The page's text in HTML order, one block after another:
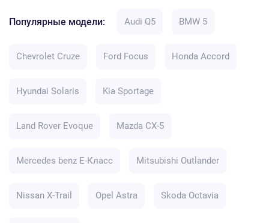
Популярные модели: Audi Q5 BMW 5
Chevrolet Cruze Ford Focus Honda Accord
Hyundai Solaris Kia Sportage
Land Rover Evoque Mazda CX-5
Mercedes benz E-Класс Mitsubishi Outlander
Nissan X-Trail Opel Astra Skoda Octavia